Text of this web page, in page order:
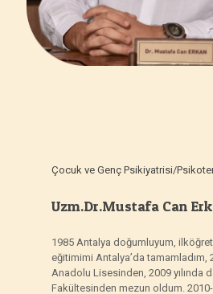
Çocuk ve Genç Psikiyatrisi/
Uzm.Dr.Mustafa Can
1985 Antalya doğumluyum,
eğitimimi Antalya’da tamamladım,
Anadolu Lisesinden, 2009 yılında
Fakültesinden mezun oldum. 2010-